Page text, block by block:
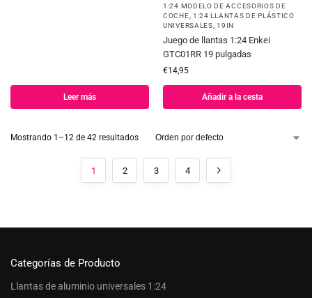
Leer más
1:24 MODELO DE ACCESORIOS DE
COCHE
1:24 LLANTAS DE PLÁSTICO
UNIVERSALES
19IN
Juego de llantas 1:24 Enkei
GTC01RR 19 pulgadas
€14,95
Añadir a la cesta
Mostrando 1–12 de 42 resultados
1 2 3 4
Categorías de Producto
Llantas de aluminio universales 1:24